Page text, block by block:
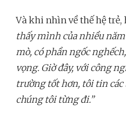
Và khi nhìn về thế hệ trẻ,
thấy mình của nhiều
mò, có phần ngốc
vọng. Giờ đây, với công
trường tốt hơn, tôi tin các
chúng tôi từng đi.”